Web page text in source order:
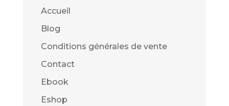
Accueil
Blog
Conditions générales de vente
Contact
Ebook
Eshop